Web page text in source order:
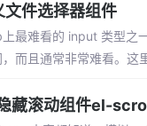
件选择器组件
最难看的 input 类型之
而且通常非常难看。这
藏滚动组件el-